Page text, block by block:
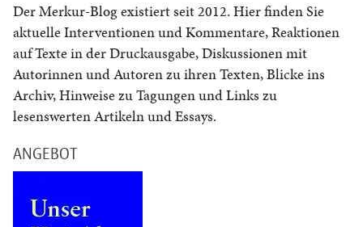
Der Merkur-Blog existiert seit 2012. Hier finden Sie
aktuelle Interventionen und Kommentare, Reaktionen
auf Texte in der Druckausgabe, Diskussionen mit
Autorinnen und Autoren zu ihren Texten, Blicke ins
Archiv, Hinweise zu Tagungen und Links zu
lesenswerten Artikeln und Essays.
ANGEBOT